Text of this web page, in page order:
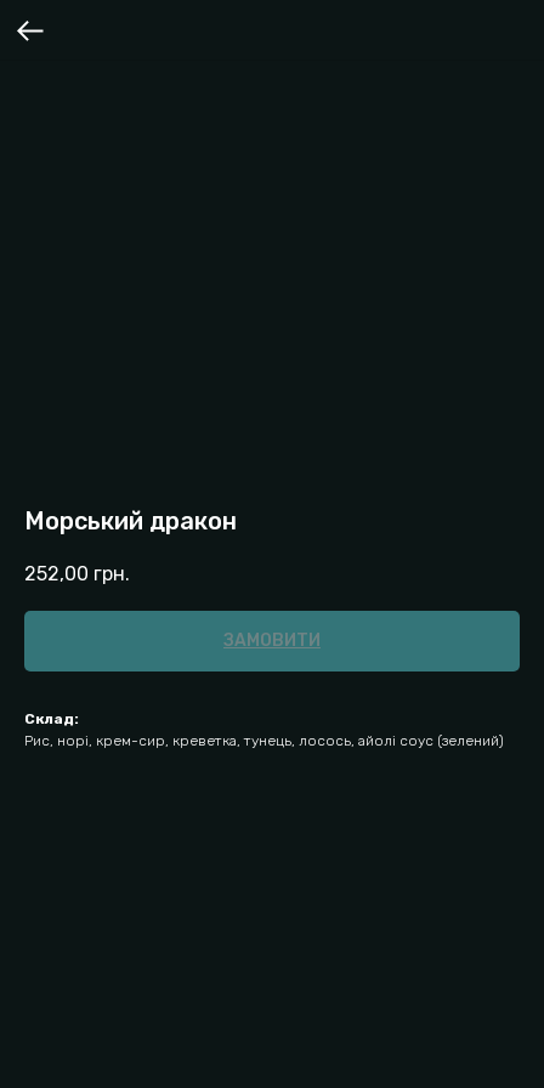
Морський дракон
252,00 грн.
ЗАМОВИТИ
Склад:
Рис, норі, крем-сир, креветка, тунець, лосось, айолі соус (зелений)